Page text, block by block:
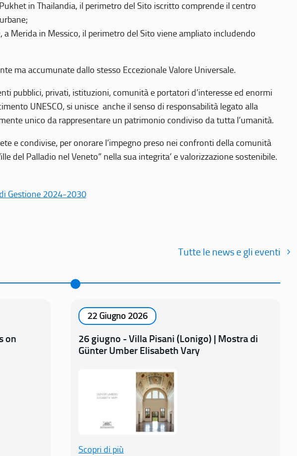
in Thailandia, il perimetro del Sito iscritto comprende il centro
Merida in Messico, il perimetro del Sito viene ampliato includendo
ma accumunate dallo stesso Eccezionale Valore Universale.
pubblici, privati, istituzioni, comunità e portatori d’interesse ed enormi
UNESCO, si unisce anche il senso di responsabilità legato alla
unico da rappresentare un patrimonio condiviso da tutta l’umanità.
e condivise, per onorare l’impegno preso nei confronti della comunità
del Palladio nel Veneto” nella sua integrita’ e valorizzazione sostenibile.
Gestione 2024-2030
Tutte le news e gli eventi
on
22 Giugno 2026
26 giugno - Villa Pisani (Lonigo) | Mostra di
Günter Umber Elisabeth Vary
Scopri di più